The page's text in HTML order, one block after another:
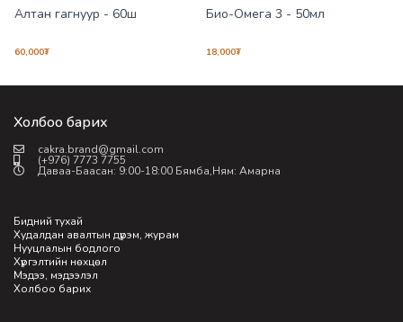
Алтан гагнуур - 60ш
60,000₮
Био-Омега 3 - 50мл
18,000₮
Холбоо барих
cakra.brand@gmail.com
(+976) 7773 7755
Даваа-Баасан: 9:00-18:00 Бямба,Ням: Амарна
Бидний тухай
Худалдан авалтын дүрэм, журам
Нууцлалын бодлого
Хүргэлтийн нөхцөл
Мэдээ, мэдээлэл
Холбоо барих